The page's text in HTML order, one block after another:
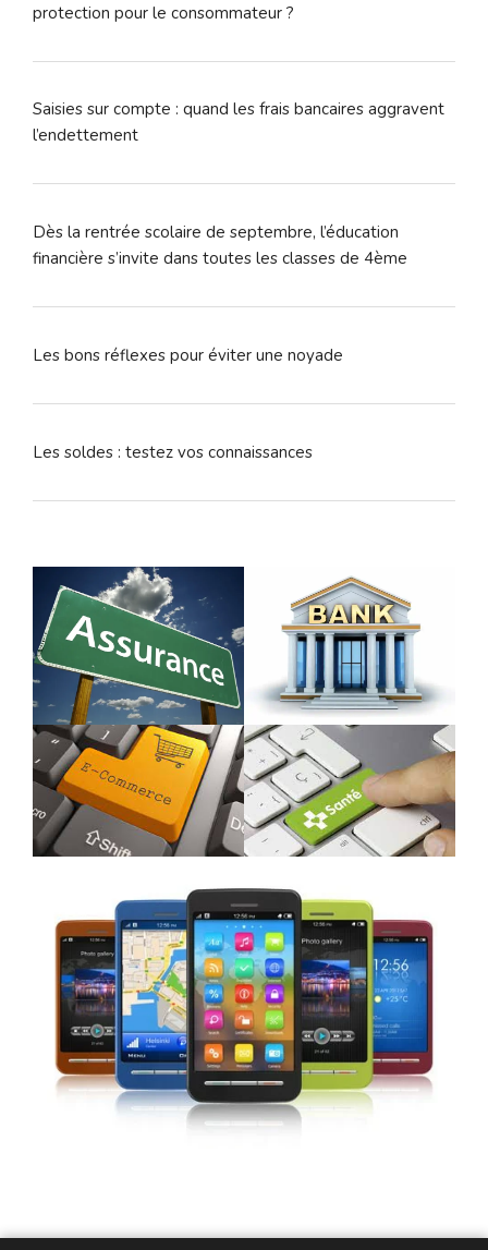
protection pour le consommateur ?
Saisies sur compte : quand les frais bancaires aggravent
l’endettement
Dès la rentrée scolaire de septembre, l’éducation
financière s’invite dans toutes les classes de 4ème
Les bons réflexes pour éviter une noyade
Les soldes : testez vos connaissances